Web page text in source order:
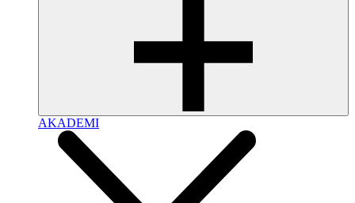
AKADEMI